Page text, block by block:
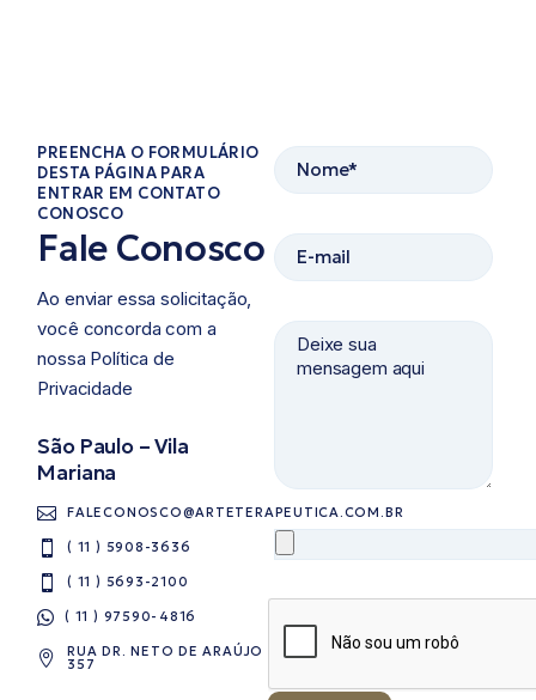
PREENCHA O FORMULÁRIO
DESTA PÁGINA PARA
ENTRAR EM CONTATO
CONOSCO​
Fale Conosco
Ao enviar essa solicitação,
você concorda com a
nossa Política de
Privacidade ​
São Paulo – Vila
Mariana
FALECONOSCO@ARTETERAPEUTICA.COM.BR
( 11 ) 5908-3636
( 11 ) 5693-2100
( 11 ) 97590-4816​
RUA DR. NETO DE ARAÚJO
357